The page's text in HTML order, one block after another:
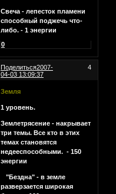
Свеча - лепесток пламени
способный поджечь что-
либо. - 1 энергии
0
Поделиться 4
2007-
04-03 13:09:37
Земля
1 уровень.
Землетрясение - накрывает
три темы. Все кто в этих
темах становятся
недееспособными. - 150
энергии
"Бездна" - в земле
разверзается широкая